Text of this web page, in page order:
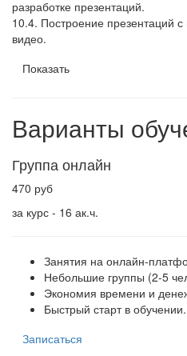
разработке презентаций.
10.4. Построение презентаций
видео.
Показать
Варианты
Группа онлайн
470 руб
за курс - 16 ак.ч.
Занятия на онлайн-
Небольшие группы (2-5
Экономия времени и
Быстрый старт в обучении.
Записаться